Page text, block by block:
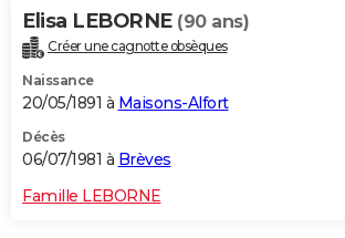
Elisa LEBORNE (90 ans)
Créer une cagnotte obsèques
Naissance
20/05/1891 à Maisons-Alfort
Décès
06/07/1981 à Brèves
Famille LEBORNE